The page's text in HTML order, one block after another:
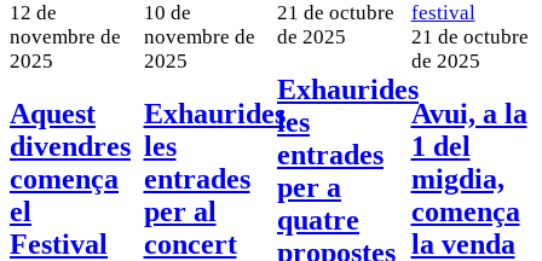
12 de
novembre de
2025
Aquest
divendres
comença
el
Festival
10 de
novembre de
2025
Exhaurides
les
entrades
per al
concert
21 de octubre
de 2025
Exhaurides
les
entrades
per a
quatre
propostes
21 de octubre
de 2025
Avui, a la
1 del
migdia,
comença
la venda